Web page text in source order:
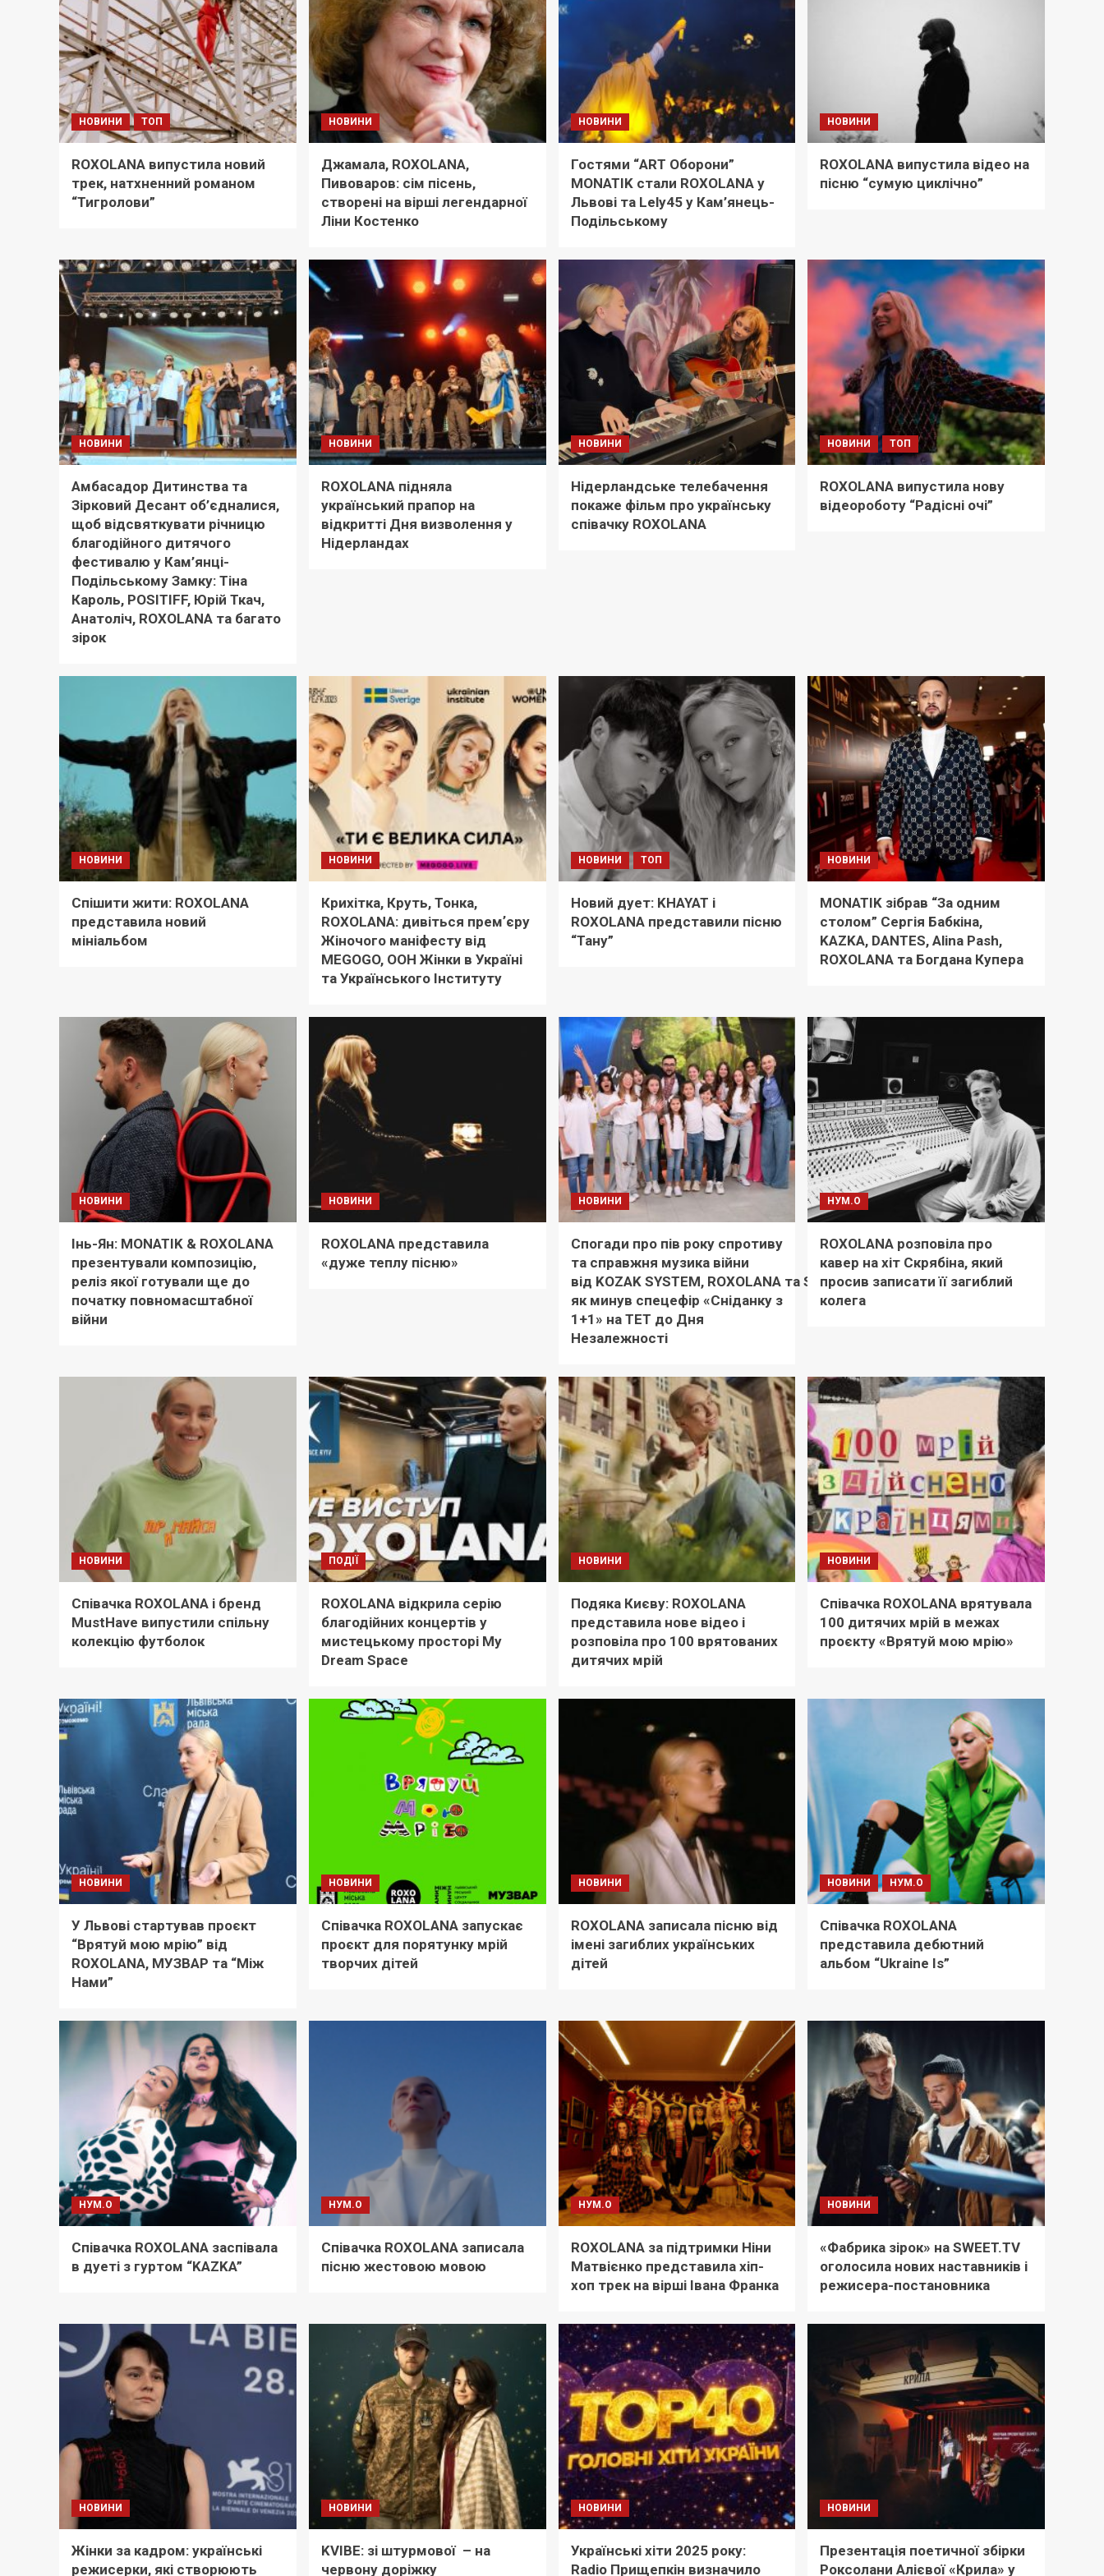
НОВИНИ ТОП
ROXOLANA випустила новий
трек, натхненний романом
“Тигролови”
НОВИНИ
Джамала, ROXOLANA,
Пивоваров: сім пісень,
створені на вірші легендарної
Ліни Костенко
НОВИНИ
Гостями “ART Оборони”
MONATIK стали ROXOLANA у
Львові та Lely45 у Кам’янець-
Подільському
НОВИНИ
ROXOLANA випустила відео на
пісню “сумую циклічно”
НОВИНИ
Амбасадор Дитинства та
Зірковий Десант об’єдналися,
щоб відсвяткувати річницю
благодійного дитячого
фестивалю у Кам’янці-
Подільському Замку: Тіна
Кароль, POSITIFF, Юрій Ткач,
Анатоліч, ROXOLANA та багато
зірок
НОВИНИ
ROXOLANA підняла
український прапор на
відкритті Дня визволення у
Нідерландах
НОВИНИ
Нідерландське телебачення
покаже фільм про українську
співачку ROXOLANA
НОВИНИ ТОП
ROXOLANA випустила нову
відеороботу “Радісні очі”
НОВИНИ
Спішити жити: ROXOLANA
представила новий
мініальбом
НОВИНИ
Крихітка, Круть, Тонка,
ROXOLANA: дивіться премʼєру
Жіночого маніфесту від
MEGOGO, ООН Жінки в Україні
та Українського Інституту
НОВИНИ ТОП
Новий дует: KHAYAT і
ROXOLANA представили пісню
“Тану”
НОВИНИ
MONATIK зібрав “За одним
столом” Сергія Бабкіна,
KAZKA, DANTES, Alina Pash,
ROXOLANA та Богдана Купера
НОВИНИ
Інь-Ян: MONATIK & ROXOLANA
презентували композицію,
реліз якої готували ще до
початку повномасштабної
війни
НОВИНИ
ROXOLANA представила
«дуже теплу пісню»
НОВИНИ
Спогади про пів року спротиву
та справжня музика війни
від KOZAK SYSTEM, ROXOLANA та SHUMEI:
як минув спецефір «Сніданку з
1+1» на ТЕТ до Дня
Незалежності
НУМ.О
ROXOLANA розповіла про
кавер на хіт Скрябіна, який
просив записати її загиблий
колега
НОВИНИ
Співачка ROXOLANA і бренд
MustHave випустили спільну
колекцію футболок
ПОДІЇ
ROXOLANA відкрила серію
благодійних концертів у
мистецькому просторі My
Dream Space
НОВИНИ
Подяка Києву: ROXOLANA
представила нове відео і
розповіла про 100 врятованих
дитячих мрій
НОВИНИ
Співачка ROXOLANA врятувала
100 дитячих мрій в межах
проєкту «Врятуй мою мрію»
НОВИНИ
У Львові стартував проєкт
“Врятуй мою мрію” від
ROXOLANA, МУЗВАР та “Між
Нами”
НОВИНИ
Співачка ROXOLANA запускає
проєкт для порятунку мрій
творчих дітей
НОВИНИ
ROXOLANA записала пісню від
імені загиблих українських
дітей
НОВИНИ НУМ.О
Співачка ROXOLANA
представила дебютний
альбом “Ukraine Is”
НУМ.О
Співачка ROXOLANA заспівала
в дуеті з гуртом “KAZKA”
НУМ.О
Співачка ROXOLANA записала
пісню жестовою мовою
НУМ.О
ROXOLANA за підтримки Ніни
Матвієнко представила хіп-
хоп трек на вірші Івана Франка
НОВИНИ
«Фабрика зірок» на SWEET.TV
оголосила нових наставників і
режисера-постановника
НОВИНИ
Жінки за кадром: українські
режисерки, які створюють
НОВИНИ
KVIBE: зі штурмової – на
червону доріжку
НОВИНИ
Українські хіти 2025 року:
Radio Прищепкін визначило
НОВИНИ
Презентація поетичної збірки
Роксолани Алієвої «Крила» у